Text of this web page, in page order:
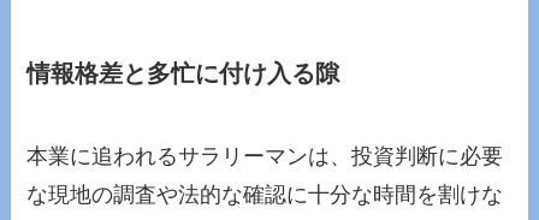
情報格差と多忙に付け入る隙
本業に追われるサラリーマンは、投資判断に必要
な現地の調査や法的な確認に十分な時間を割けな